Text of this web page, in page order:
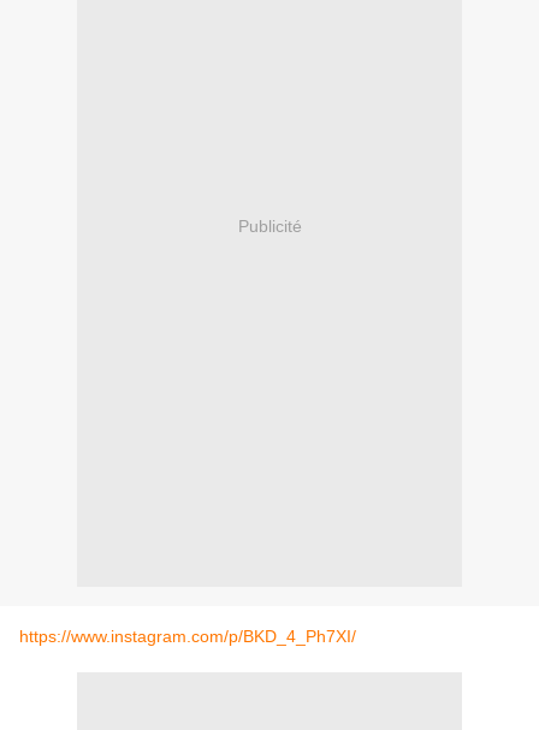
Publicité
https://www.instagram.com/p/BKD_4_Ph7XI/